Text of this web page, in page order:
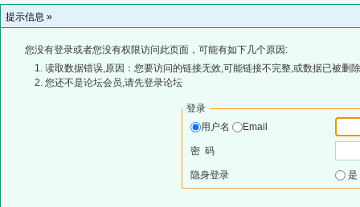
提示信息 »
您没有登录或者您没有权限访问此页面，可能有如下几个原因:
读取数据错误,原因：您要访问的链接无效,可能链接不完整,或数据已被删
您还不是论坛会员,请先登录论坛
登录
用户名
Email
密 码
隐身登录